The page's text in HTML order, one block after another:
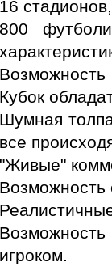
16
800
Кубок
Шумная
все
"Живые"
Возможность
игроком.